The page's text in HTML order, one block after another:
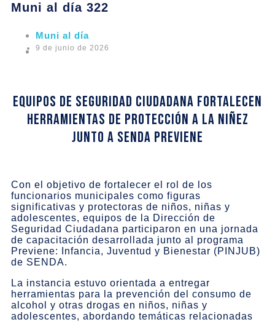
Muni al día 322
Muni al día
9 de junio de 2026
Equipos de Seguridad Ciudadana fortalecen
herramientas de protección a la niñez
junto a SENDA Previene
Con el objetivo de fortalecer el rol de los
funcionarios municipales como figuras
significativas y protectoras de niños, niñas y
adolescentes, equipos de la Dirección de
Seguridad Ciudadana participaron en una jornada
de capacitación desarrollada junto al programa
Previene: Infancia, Juventud y Bienestar (PINJUB)
de SENDA.
La instancia estuvo orientada a entregar
herramientas para la prevención del consumo de
alcohol y otras drogas en niños, niñas y
adolescentes, abordando temáticas relacionadas